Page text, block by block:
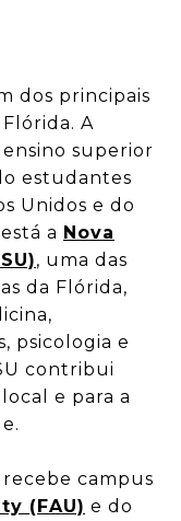
dos principais
A
superior
estudantes
Unidos e do
a Nova
, uma das
da Flórida,
psicologia e
contribui
e para a
campus
(FAU) e do